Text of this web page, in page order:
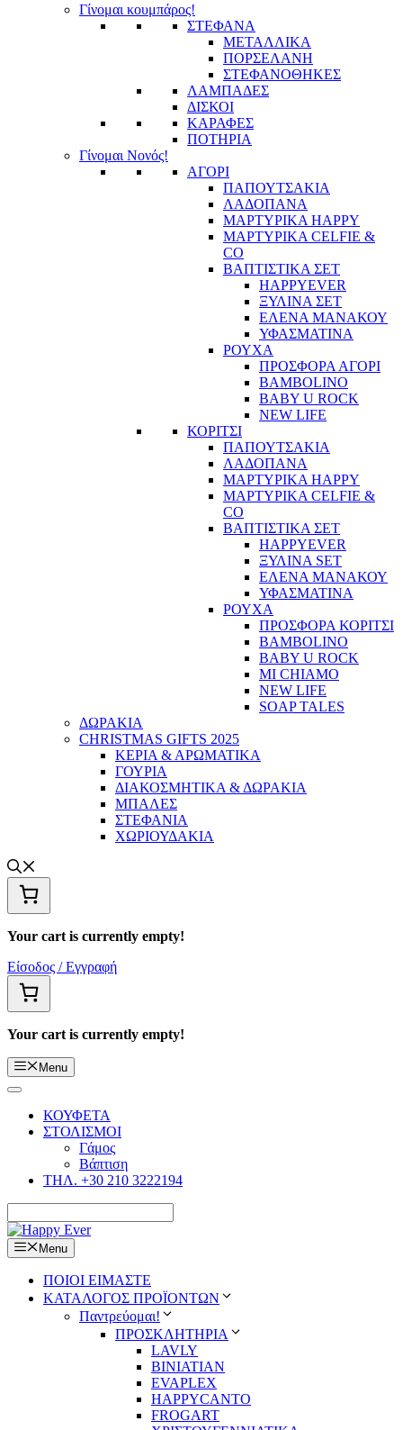
Γίνομαι κουμπάρος!
ΣΤΕΦΑΝΑ
ΜΕΤΑΛΛΙΚΑ
ΠΟΡΣΕΛΑΝΗ
ΣΤΕΦΑΝΟΘΗΚΕΣ
ΛΑΜΠΑΔΕΣ
ΔΙΣΚΟΙ
ΚΑΡΑΦΕΣ
ΠΟΤΗΡΙΑ
Γίνομαι Νονός!
ΑΓΟΡΙ
ΠΑΠΟΥΤΣΑΚΙΑ
ΛΑΔΟΠΑΝΑ
ΜΑΡΤΥΡΙΚΑ HAPPY
ΜΑΡΤΥΡΙΚΑ CELFIE &
CO
ΒΑΠΤΙΣΤΙΚΑ ΣΕΤ
HAPPYEVER
ΞΥΛΙΝΑ ΣΕΤ
ΕΛΕΝΑ ΜΑΝΑΚΟΥ
ΥΦΑΣΜΑΤΙΝΑ
ΡΟΥΧΑ
ΠΡΟΣΦΟΡΑ ΑΓΟΡΙ
BAMBOLINO
BABY U ROCK
NEW LIFE
ΚΟΡΙΤΣΙ
ΠΑΠΟΥΤΣΑΚΙΑ
ΛΑΔΟΠΑΝΑ
ΜΑΡΤΥΡΙΚΑ HAPPY
ΜΑΡΤΥΡΙΚΑ CELFIE &
CO
ΒΑΠΤΙΣΤΙΚΑ ΣΕΤ
HAPPYEVER
ΞΥΛΙΝΑ SET
ΕΛΕΝΑ ΜΑΝΑΚΟΥ
ΥΦΑΣΜΑΤΙΝΑ
ΡΟΥΧΑ
ΠΡΟΣΦΟΡΑ ΚΟΡΙΤΣΙ
BAMBOLINO
BABY U ROCK
MI CHIAMO
NEW LIFE
SOAP TALES
ΔΩΡΑΚΙΑ
CHRISTMAS GIFTS 2025
ΚΕΡΙΑ & ΑΡΩΜΑΤΙΚΑ
ΓΟΥΡΙΑ
ΔΙΑΚΟΣΜΗΤΙΚΑ & ΔΩΡΑΚΙΑ
ΜΠΑΛΕΣ
ΣΤΕΦΑΝΙΑ
ΧΩΡΙΟΥΔΑΚΙΑ
Your cart is currently empty!
Είσοδος / Εγγραφή
Your cart is currently empty!
Menu
ΚΟΥΦΕΤΑ
ΣΤΟΛΙΣΜΟΙ
Γάμος
Βάπτιση
ΤΗΛ. +30 210 3222194
Menu
ΠΟΙΟΙ ΕΙΜΑΣΤΕ
ΚΑΤΑΛΟΓΟΣ ΠΡΟΪΟΝΤΩΝ
Παντρεύομαι!
ΠΡΟΣΚΛΗΤΗΡΙΑ
LAVLY
BINIATIAN
EVAPLEX
HAPPYCANTO
FROGART